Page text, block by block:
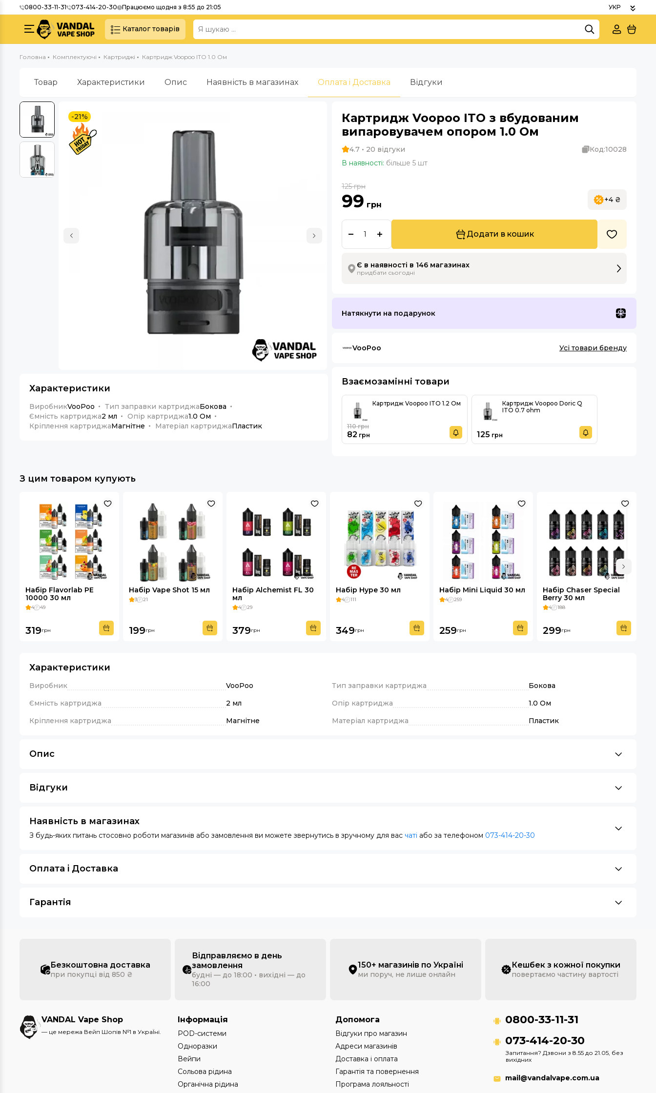
0800-33-11-31 073-414-20-30 Працюємо щодня з 8:55 до 21:05
Каталог товарів
Головна Комплектуючі Картриджі Картридж Voopoo ITO 1.0 Ом
Товар Характеристики Опис Наявність в магазинах Оплата i Доставка Відгуки
-21%
Характеристики
ВиробникVooPoo Тип заправки картриджаБокова
Ємність картриджа2 мл Опір картриджа1.0 Ом
Кріплення картриджаМагнітне Матеріал картриджаПластик
Картридж Voopoo ITO з вбудованим
випаровувачем опором 1.0 Ом
4.7 • 20 відгуки Код:10028
В наявності: більше 5 шт
125грн
99 грн
+4 ₴
Додати в кошик
Є в наявності в 146 магазинах
придбати сьогодні
Натякнути на подарунок
VooPoo Усі товари бренду
Взаємозамінні товари
Картридж Voopoo ITO 1.2 Ом
82 грн
110грн
Картридж Voopoo Doric Q
ITO 0.7 ohm
125 грн
З цим товаром купують
Набір Flavorlab PE
10000 30 мл
4 49
319грн
Набір Vape Shot 15 мл
3 21
199грн
Набір Alchemist FL 30
мл
4 29
379грн
Набір Hype 30 мл
4 111
349грн
Набір Mini Liquid 30 мл
4 259
259грн
Набір Chaser Special
Berry 30 мл
4 188
299грн
Характеристики
Виробник VooPoo Тип заправки картриджа
Бокова
Ємність картриджа
2 мл Опір картриджа
1.0 Ом
Кріплення картриджа
Магнітне Матеріал картриджа Пластик
Опис
Відгуки
Наявність в магазинах
З будь-яких питань стосовно роботи магазинів або замовлення ви можете звернутись в зручному для вас чаті або за телефоном 073-414-20-30
Оплата i Доставка
Гарантія
Безкоштовна доставка
при покупці від 850 ₴
Відправляємо в день
замовлення
будні — до 18:00 • вихідні — до
16:00
150+ магазинів по Україні
ми поруч, не лише онлайн
Кешбек з кожної покупки
повертаємо частину вартості
VANDAL Vape Shop
— це мережа Вейп Шопів №1 в УкраЇні.
Інформація
POD-системи
Одноразки
Вейпи
Сольова рідина
Органічна рідина
Допомога
Відгуки про магазин
Адреси магазинів
Доставка і оплата
Гарантія та повернення
Програма лояльності
0800-33-11-31
073-414-20-30
Запитання? Дзвони з 8.55 до 21.05, без
вихідних
mail@vandalvape.com.ua